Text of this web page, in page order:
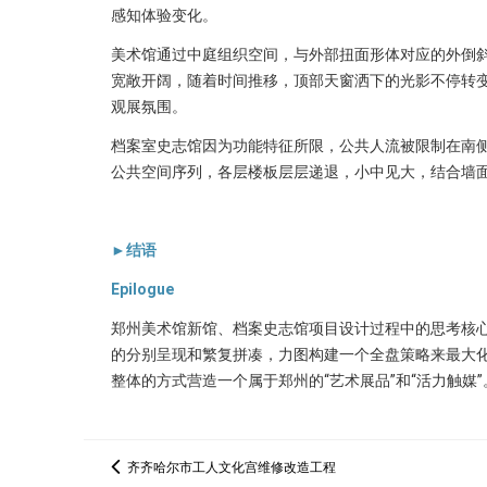
感知体验变化。
美术馆通过中庭组织空间，与外部扭面形体对应的外
宽敞开阔，随着时间推移，顶部天窗洒下的光影不停转
观展氛围。
档案室史志馆因为功能特征所限，公共人流被限制在
公共空间序列，各层楼板层层递退，小中见大，结合
►结语
Epilogue
郑州美术馆新馆、档案史志馆项目设计过程中的思考
的分别呈现和繁复拼凑，力图构建一个全盘策略来最
整体的方式营造一个属于郑州的“艺术展品”和“活力触媒”
齐齐哈尔市工人文化宫维修改造工程